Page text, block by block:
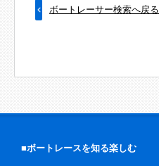
ボートレーサー検索へ戻る
■ボートレースを知る楽しむ